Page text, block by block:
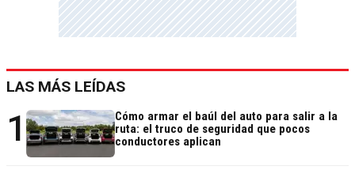
LAS MÁS LEÍDAS
1
Cómo armar el baúl del auto para salir a la
ruta: el truco de seguridad que pocos
conductores aplican